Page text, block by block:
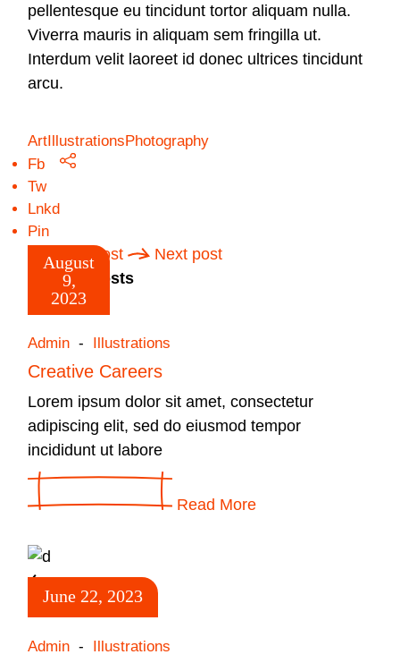
pellentesque eu tincidunt tortor aliquam nulla.
Viverra mauris in aliquam sem fringilla ut.
Interdum velit laoreet id donec ultrices tincidunt
arcu.
Art Illustrations Photography
Fb
Tw
Lnkd
Pin
Prev post
Next post
Related Posts
August
9,
2023
Admin Illustrations
Creative Careers
Lorem ipsum dolor sit amet, consectetur
adipiscing elit, sed do eiusmod tempor
incididunt ut labore
Read More
June 22, 2023
Admin Illustrations